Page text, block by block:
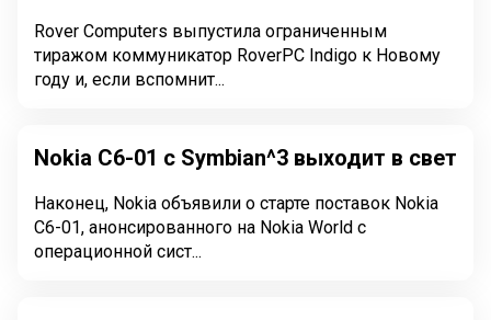
Rover Computers выпустила ограниченным
тиражом коммуникатор RoverPC Indigo к Новому
году и, если вспомнит...
Nokia C6-01 с Symbian^3 выходит в свет
Наконец, Nokia объявили о старте поставок Nokia
C6-01, анонсированного на Nokia World с
операционной сист...